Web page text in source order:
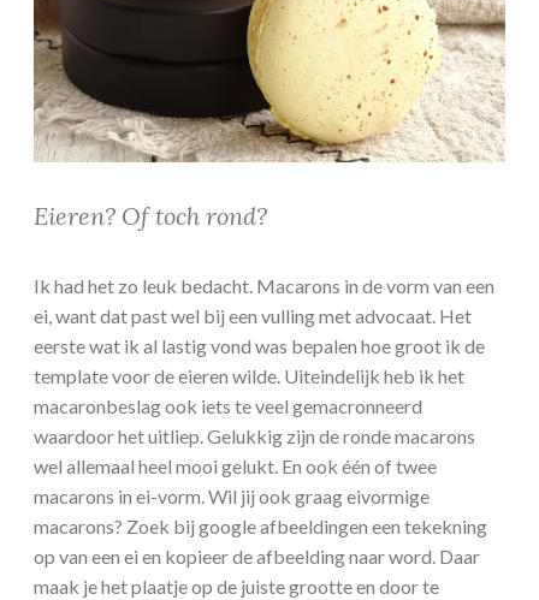
Eieren? Of toch rond?
Ik had het zo leuk bedacht. Macarons in de vorm van een
ei, want dat past wel bij een vulling met advocaat. Het
eerste wat ik al lastig vond was bepalen hoe groot ik de
template voor de eieren wilde. Uiteindelijk heb ik het
macaronbeslag ook iets te veel gemacronneerd
waardoor het uitliep. Gelukkig zijn de ronde macarons
wel allemaal heel mooi gelukt. En ook één of twee
macarons in ei-vorm. Wil jij ook graag eivormige
macarons? Zoek bij google afbeeldingen een tekekning
op van een ei en kopieer de afbeelding naar word. Daar
maak je het plaatje op de juiste grootte en door te